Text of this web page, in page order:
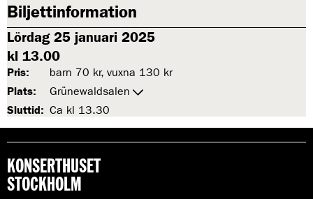
Biljettinformation
Lördag 25 januari 2025
kl 13.00
Pris:
barn 70 kr, vuxna 130 kr
Plats:
Grünewaldsalen
Sluttid: Ca kl 13.30
KONSERTHUSET
STOCKHOLM